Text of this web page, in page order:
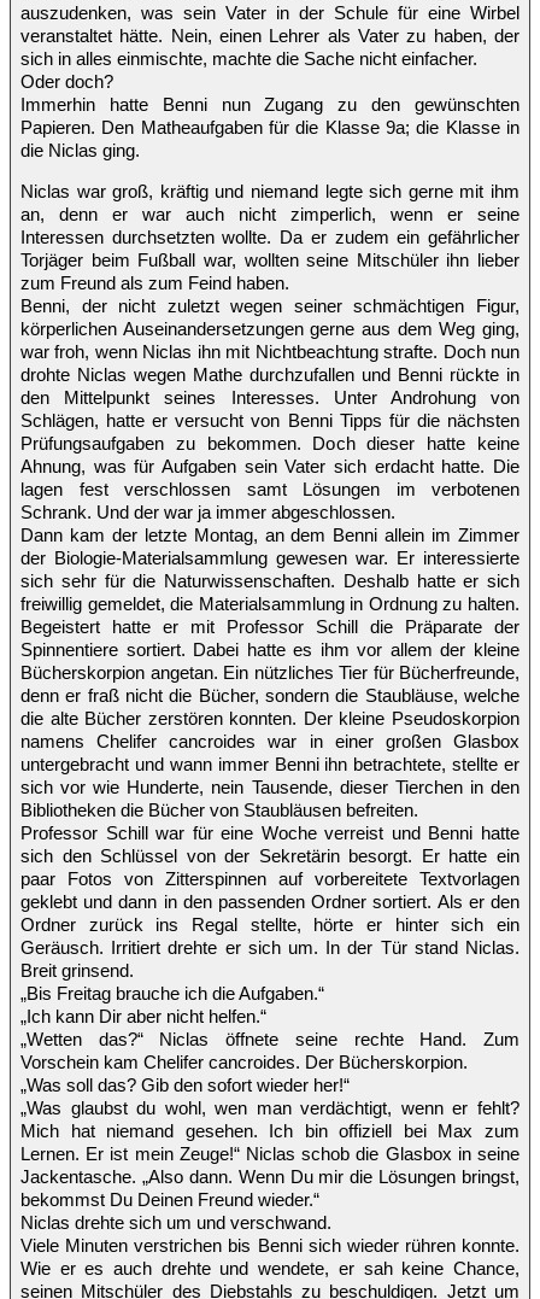
auszudenken, was sein Vater in der Schule für eine Wirbel
veranstaltet hätte. Nein, einen Lehrer als Vater zu haben, der
sich in alles einmischte, machte die Sache nicht einfacher.
Oder doch?
Immerhin hatte Benni nun Zugang zu den gewünschten
Papieren. Den Matheaufgaben für die Klasse 9a; die Klasse in
die Niclas ging.
Niclas war groß, kräftig und niemand legte sich gerne mit ihm
an, denn er war auch nicht zimperlich, wenn er seine
Interessen durchsetzten wollte. Da er zudem ein gefährlicher
Torjäger beim Fußball war, wollten seine Mitschüler ihn lieber
zum Freund als zum Feind haben.
Benni, der nicht zuletzt wegen seiner schmächtigen Figur,
körperlichen Auseinandersetzungen gerne aus dem Weg ging,
war froh, wenn Niclas ihn mit Nichtbeachtung strafte. Doch nun
drohte Niclas wegen Mathe durchzufallen und Benni rückte in
den Mittelpunkt seines Interesses. Unter Androhung von
Schlägen, hatte er versucht von Benni Tipps für die nächsten
Prüfungsaufgaben zu bekommen. Doch dieser hatte keine
Ahnung, was für Aufgaben sein Vater sich erdacht hatte. Die
lagen fest verschlossen samt Lösungen im verbotenen
Schrank. Und der war ja immer abgeschlossen.
Dann kam der letzte Montag, an dem Benni allein im Zimmer
der Biologie-Materialsammlung gewesen war. Er interessierte
sich sehr für die Naturwissenschaften. Deshalb hatte er sich
freiwillig gemeldet, die Materialsammlung in Ordnung zu halten.
Begeistert hatte er mit Professor Schill die Präparate der
Spinnentiere sortiert. Dabei hatte es ihm vor allem der kleine
Bücherskorpion angetan. Ein nützliches Tier für Bücherfreunde,
denn er fraß nicht die Bücher, sondern die Staubläuse, welche
die alte Bücher zerstören konnten. Der kleine Pseudoskorpion
namens Chelifer cancroides war in einer großen Glasbox
untergebracht und wann immer Benni ihn betrachtete, stellte er
sich vor wie Hunderte, nein Tausende, dieser Tierchen in den
Bibliotheken die Bücher von Staubläusen befreiten.
Professor Schill war für eine Woche verreist und Benni hatte
sich den Schlüssel von der Sekretärin besorgt. Er hatte ein
paar Fotos von Zitterspinnen auf vorbereitete Textvorlagen
geklebt und dann in den passenden Ordner sortiert. Als er den
Ordner zurück ins Regal stellte, hörte er hinter sich ein
Geräusch. Irritiert drehte er sich um. In der Tür stand Niclas.
Breit grinsend.
„Bis Freitag brauche ich die Aufgaben.“
„Ich kann Dir aber nicht helfen.“
„Wetten das?“ Niclas öffnete seine rechte Hand. Zum
Vorschein kam Chelifer cancroides. Der Bücherskorpion.
„Was soll das? Gib den sofort wieder her!“
„Was glaubst du wohl, wen man verdächtigt, wenn er fehlt?
Mich hat niemand gesehen. Ich bin offiziell bei Max zum
Lernen. Er ist mein Zeuge!“ Niclas schob die Glasbox in seine
Jackentasche. „Also dann. Wenn Du mir die Lösungen bringst,
bekommst Du Deinen Freund wieder.“
Niclas drehte sich um und verschwand.
Viele Minuten verstrichen bis Benni sich wieder rühren konnte.
Wie er es auch drehte und wendete, er sah keine Chance,
seinen Mitschüler des Diebstahls zu beschuldigen. Jetzt um